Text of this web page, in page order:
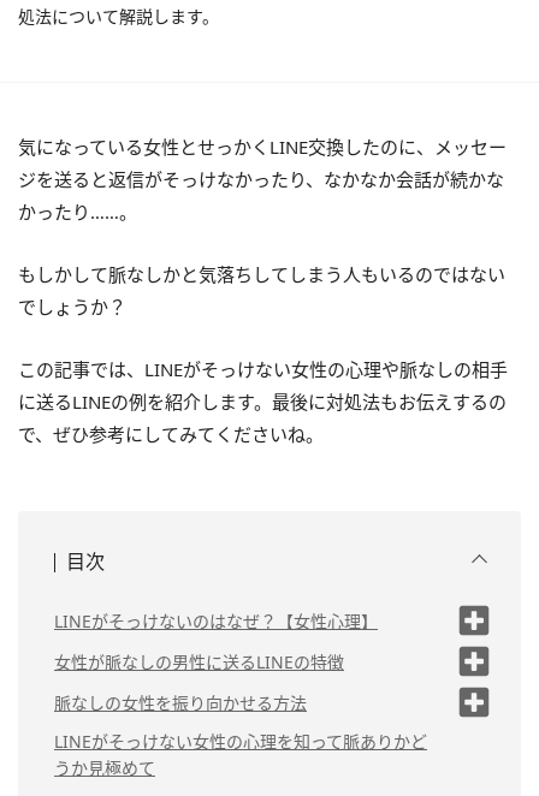
処法について解説します。
気になっている女性とせっかくLINE交換したのに、メッセー
ジを送ると返信がそっけなかったり、なかなか会話が続かな
かったり……。
もしかして脈なしかと気落ちしてしまう人もいるのではない
でしょうか？
この記事では、LINEがそっけない女性の心理や脈なしの相手
に送るLINEの例を紹介します。最後に対処法もお伝えするの
で、ぜひ参考にしてみてくださいね。
目次
LINEがそっけないのはなぜ？【女性心理】
（1）付き合っている人がいるから
（2）そもそも興味がない
（3）LINEの内容に引いている
（4）お互いのことをよく知らない
女性が脈なしの男性に送るLINEの特徴
（1）返信が一言でそっけ
ない
（2）質問してこない
脈なしの女性を振り向かせる方法
（1）相手の興味に合わせたメッセージ
を送る
LINEがそっけない女性の心理を知って脈ありかど
うか見極めて